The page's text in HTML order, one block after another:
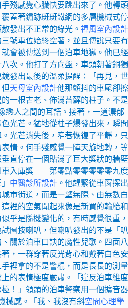
殘感覺心臟快要跳出來了。他轉頭
蓋著鏽跡斑斑鐵網的多層機械式停
發出不正常的綠光。 禪風室內設計
號車位始終空著，並且傳說只要有
會被傳送到一個泊車地獄。他已經
次。他打了方向盤，車頭朝著銅獨
發出最後的溫柔提醒：「再見，世
但天母室內設計他那顫抖的車尾卻擦
一根古老、佈滿苔蘚的柱子。不是
戀人之間的耳語。接著，一道濃郁
光芒。猛地從柱子爆發出來，瞬間
光芒消失後，窄巷恢復了平靜，只
情。何手殘感覺一陣天旋地轉，等
直停在一個貼滿了巨大獎狀的牆壁
車入庫獎——第零點零零零零零九度
中醫診所設計 。他趕緊從車窗探出
市街道，而是一望無際、由無數白
裡的空氣聞起來像是新買的輪胎和
乎是隨機變化的，有時感覺很重，
圖按喇叭，但喇叭發出的不是「叭
關於泊車口訣的魔性兒歌。四面八
，一群穿著反光背心和戴著白色安
裡拿的不是警棍，而是長長的測量
的表情極度嚴肅。「違反泊車維度
！」領頭的泊車警察用一個擴音器
械感。「我、我沒有斜空間心理學